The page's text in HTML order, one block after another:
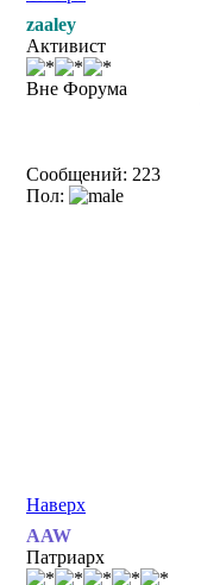
zaaley
Активист
Вне Форума
Сообщений: 223
Пол:
Наверх
AAW
Патриарх